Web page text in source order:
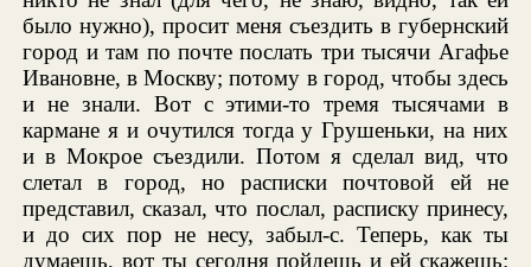
было нужно), просит меня съездить в губернский
город и там по почте послать три тысячи Агафье
Ивановне, в Москву; потому в город, чтобы здесь
и не знали. Вот с этими-то тремя тысячами в
кармане я и очутился тогда у Грушеньки, на них
и в Мокрое съездили. Потом я сделал вид, что
слетал в город, но расписки почтовой ей не
представил, сказал, что послал, расписку принесу,
и до сих пор не несу, забыл-с. Теперь, как ты
думаешь, вот ты сегодня пойдешь и ей скажешь: